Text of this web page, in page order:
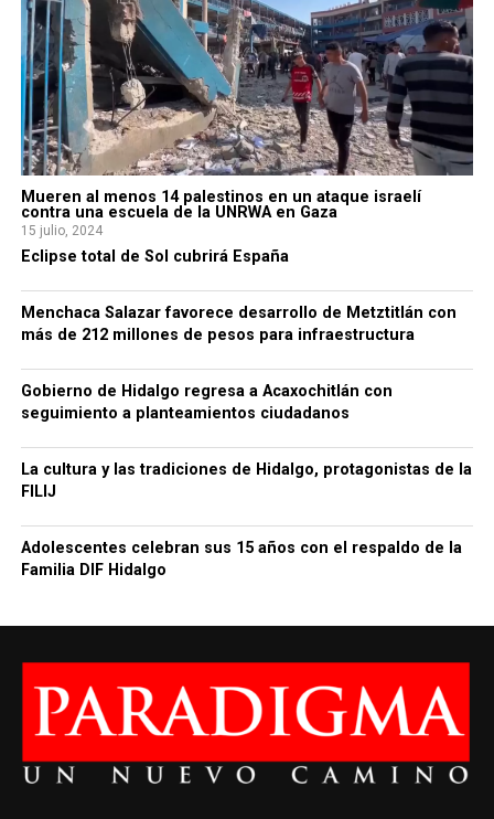
Mueren al menos 14 palestinos en un ataque israelí
contra una escuela de la UNRWA en Gaza
15 julio, 2024
Eclipse total de Sol cubrirá España
Menchaca Salazar favorece desarrollo de Metztitlán con
más de 212 millones de pesos para infraestructura
Gobierno de Hidalgo regresa a Acaxochitlán con
seguimiento a planteamientos ciudadanos
La cultura y las tradiciones de Hidalgo, protagonistas de la
FILIJ
Adolescentes celebran sus 15 años con el respaldo de la
Familia DIF Hidalgo